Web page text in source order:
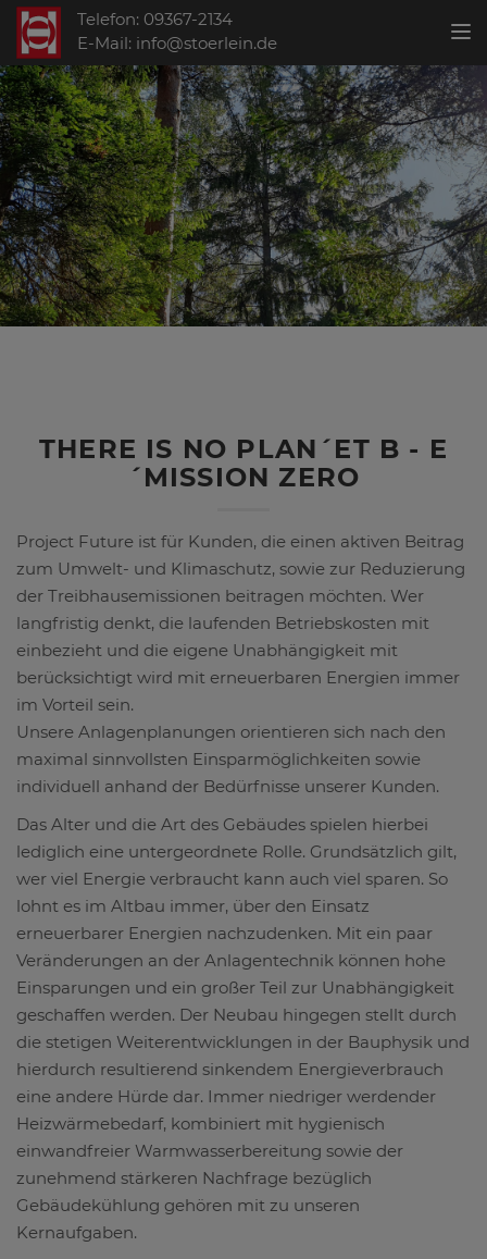
Telefon: 09367-2134
E-Mail: info@stoerlein.de
THERE IS NO PLAN´ET B - E
´MISSION ZERO
Project Future ist für Kunden, die einen aktiven Beitrag
zum Umwelt- und Klimaschutz, sowie zur Reduzierung
der Treibhausemissionen beitragen möchten. Wer
langfristig denkt, die laufenden Betriebskosten mit
einbezieht und die eigene Unabhängigkeit mit
berücksichtigt wird mit erneuerbaren Energien immer
im Vorteil sein.
Unsere Anlagenplanungen orientieren sich nach den
maximal sinnvollsten Einsparmöglichkeiten sowie
individuell anhand der Bedürfnisse unserer Kunden.
Das Alter und die Art des Gebäudes spielen hierbei
lediglich eine untergeordnete Rolle. Grundsätzlich gilt,
wer viel Energie verbraucht kann auch viel sparen. So
lohnt es im Altbau immer, über den Einsatz
erneuerbarer Energien nachzudenken. Mit ein paar
Veränderungen an der Anlagentechnik können hohe
Einsparungen und ein großer Teil zur Unabhängigkeit
geschaffen werden. Der Neubau hingegen stellt durch
die stetigen Weiterentwicklungen in der Bauphysik und
hierdurch resultierend sinkendem Energieverbrauch
eine andere Hürde dar. Immer niedriger werdender
Heizwärmebedarf, kombiniert mit hygienisch
einwandfreier Warmwasserbereitung sowie der
zunehmend stärkeren Nachfrage bezüglich
Gebäudekühlung gehören mit zu unseren
Kernaufgaben.